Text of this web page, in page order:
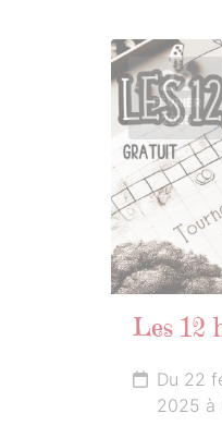
22
FÉVRIER
2025
Les 12
Du 22
2025 à